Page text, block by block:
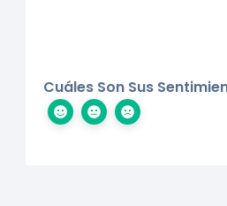
Cuáles Son Sus